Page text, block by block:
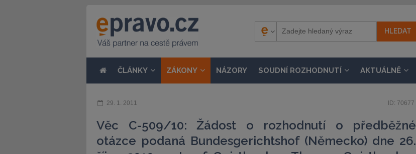
ČLÁNKY ZÁKONY NÁZORY SOUDNÍ ROZHODNUTÍ AKTUÁLNĚ
29. 1. 2011 ID: 70677
Věc C-509/10: Žádost o rozhodnutí o předběžné
otázce podaná Bundesgerichtshof (Německo) dne 26.